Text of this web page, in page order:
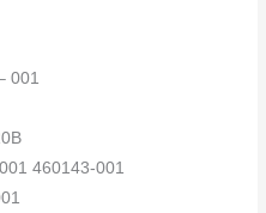
001
460143-001